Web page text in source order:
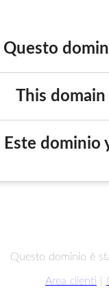
Questo
This
Este dominio
Questo dominio è
Area clienti